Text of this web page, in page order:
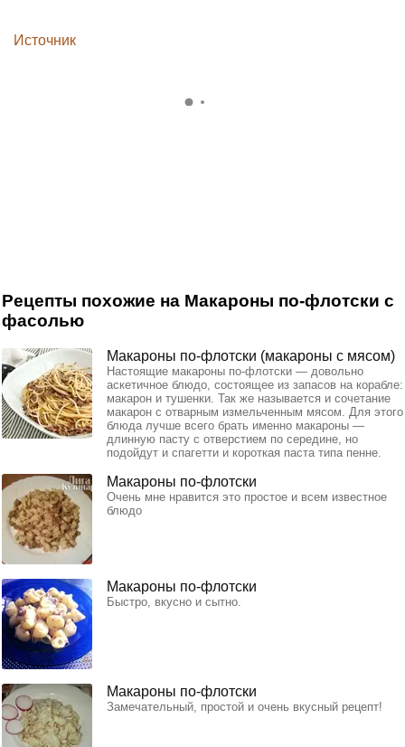
Источник
Рецепты похожие на Макароны по-флотски с
фасолью
Макароны по-флотски (макароны с мясом)
Настоящие макароны по-флотски — довольно
аскетичное блюдо, состоящее из запасов на корабле:
макарон и тушенки. Так же называется и сочетание
макарон с отварным измельченным мясом. Для этого
блюда лучше всего брать именно макароны —
длинную пасту с отверстием по середине, но
подойдут и спагетти и короткая паста типа пенне.
Макароны по-флотски
Очень мне нравится это простое и всем известное
блюдо
Макароны по-флотски
Быстро, вкусно и сытно.
Макароны по-флотски
Замечательный, простой и очень вкусный рецепт!